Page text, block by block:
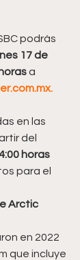
podrás
17 de
a
en las
del
horas
para el
Arctic
en 2022
que incluye